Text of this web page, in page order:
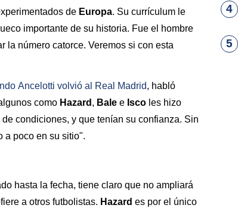
de Europa. Su currículum le
importante de su historia. Fue el hombre
la número catorce. Veremos si con esta
Ancelotti volvió al Real Madrid, habló
como Hazard , Bale e Isco les hizo
condiciones, y que tenían su confianza. Sin
a poco en su sitio".
hasta la fecha, tiene claro que no ampliará
a otros futbolistas. Hazard es por el único
4
5